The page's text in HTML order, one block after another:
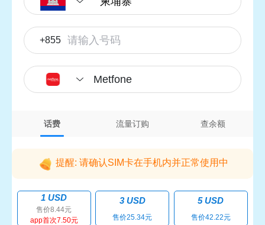
+855
Metfone
话费 流量订购 查余额
提醒: 请确认SIM卡在手机内并正常使用中
1 USD
售价8.44元
app首次7.50元
3 USD
售价25.34元
5 USD
售价42.22元